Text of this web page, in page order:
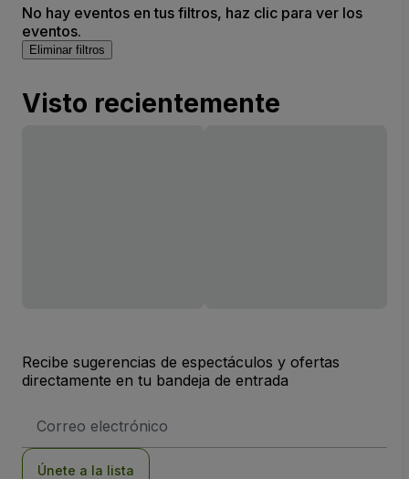
No hay eventos en tus filtros, haz clic para ver los
eventos.
Eliminar filtros
Visto recientemente
Recibe sugerencias de espectáculos y ofertas
directamente en tu bandeja de entrada
de
Únete a la lista